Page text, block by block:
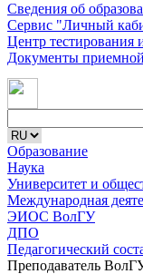
Сведения об
Сервис "Личный
Центр тестирования
Документы
Образование
Наука
Университет и
Международная
ЭИОС ВолГУ
ДПО
Педагогический
Преподаватель